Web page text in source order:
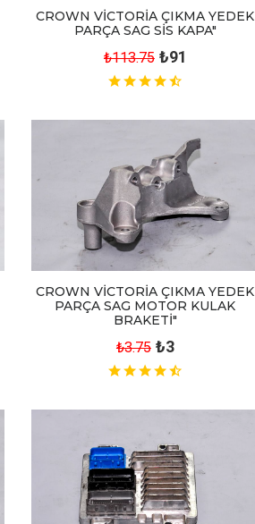
CROWN VİCTORİA ÇIKMA YEDEK
PARÇA SAG SİS KAPA"
₺113.75 ₺91
CROWN VİCTORİA ÇIKMA YEDEK
PARÇA SAG MOTOR KULAK
BRAKETİ"
₺3.75 ₺3